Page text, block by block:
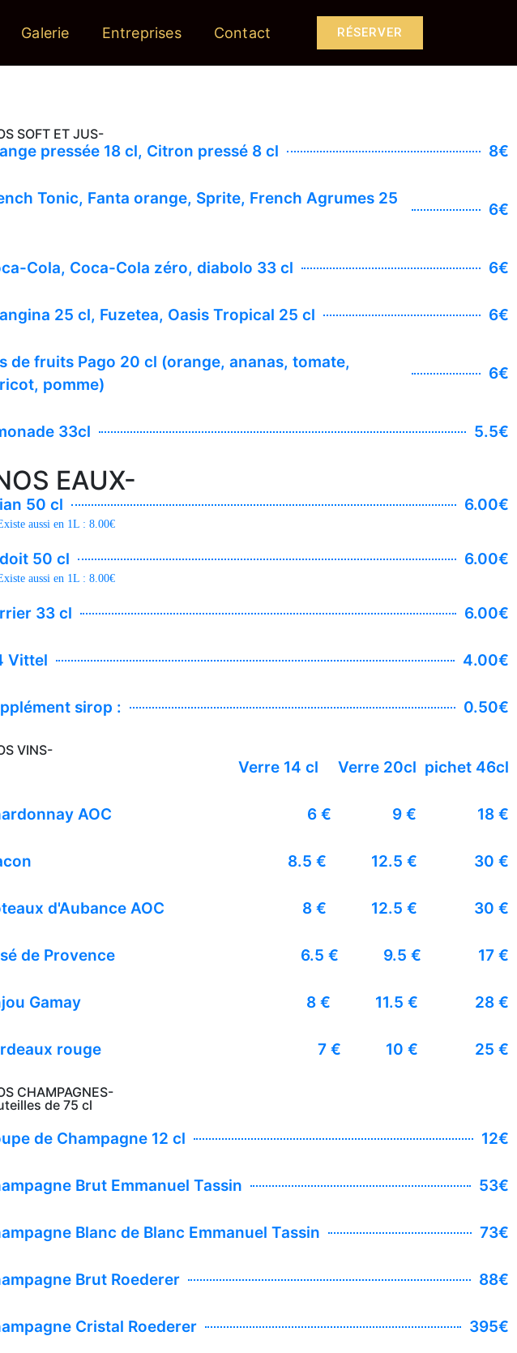
Galerie Entreprises Contact RÉSERVER
SOFT ET JUS-
pressée 18 cl, Citron pressé 8 cl 8€
Tonic, Fanta orange, Sprite, French Agrumes 25
6€
Cola, Coca-Cola zéro, diabolo 33 cl 6€
25 cl, Fuzetea, Oasis Tropical 25 cl 6€
de fruits Pago 20 cl (orange, ananas, tomate,
pomme)
6€
33cl 5.5€
EAUX-
50 cl 6.00€
aussi en 1L : 8.00€
50 cl 6.00€
aussi en 1L : 8.00€
33 cl 6.00€
Vittel 4.00€
sirop : 0.50€
VINS-
Verre 14 cl Verre 20cl pichet 46cl
AOC 6 € 9 € 18 €
8.5 € 12.5 € 30 €
d'Aubance AOC 8 € 12.5 € 30 €
de Provence 6.5 € 9.5 € 17 €
Gamay 8 € 11.5 € 28 €
rouge 7 € 10 € 25 €
CHAMPAGNES-
de 75 cl
de Champagne 12 cl 12€
Brut Emmanuel Tassin 53€
Blanc de Blanc Emmanuel Tassin 73€
Brut Roederer 88€
Cristal Roederer 395€